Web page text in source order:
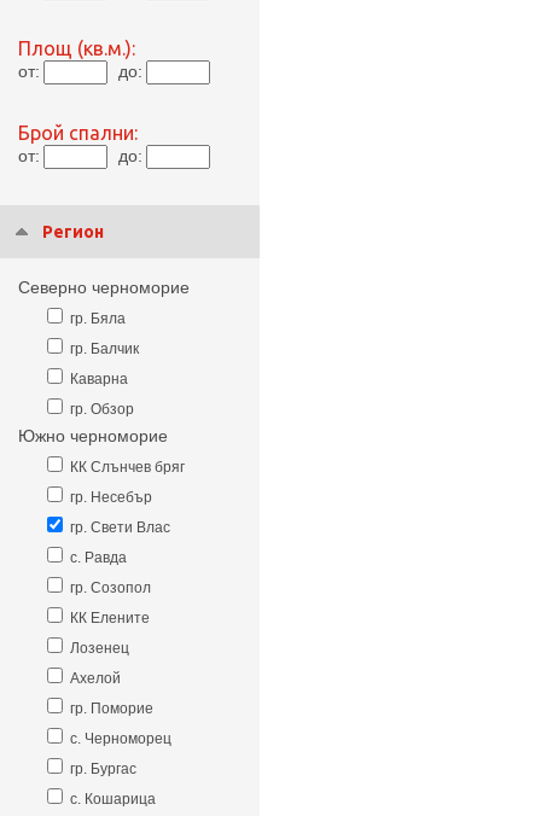
Площ (кв.м.):
от: до:
Брой спални:
от: до:
Регион
Северно черноморие
гр. Бяла
гр. Балчик
Каварна
гр. Обзор
Южно черноморие
КК Слънчев бряг
гр. Несебър
гр. Свети Влас
с. Равда
гр. Созопол
КК Елените
Лозенец
Ахелой
гр. Поморие
с. Черноморец
гр. Бургас
с. Кошарица